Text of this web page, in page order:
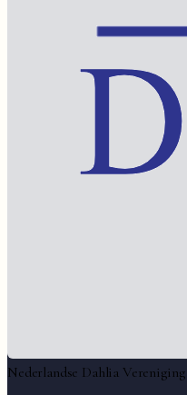
Nederlandse Dahlia Vereniging